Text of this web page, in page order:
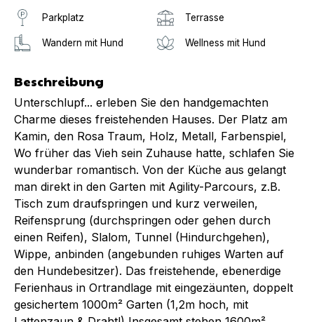
Parkplatz Terrasse
Wandern mit Hund Wellness mit Hund
Beschreibung
Unterschlupf... erleben Sie den handgemachten
Charme dieses freistehenden Hauses. Der Platz am
Kamin, den Rosa Traum, Holz, Metall, Farbenspiel,
Wo früher das Vieh sein Zuhause hatte, schlafen Sie
wunderbar romantisch. Von der Küche aus gelangt
man direkt in den Garten mit Agility-Parcours, z.B.
Tisch zum draufspringen und kurz verweilen,
Reifensprung (durchspringen oder gehen durch
einen Reifen), Slalom, Tunnel (Hindurchgehen),
Wippe, anbinden (angebunden ruhiges Warten auf
den Hundebesitzer). Das freistehende, ebenerdige
Ferienhaus in Ortrandlage mit eingezäunten, doppelt
gesichertem 1000m² Garten (1,2m hoch, mit